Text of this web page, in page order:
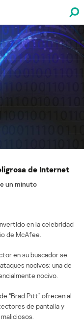
de Internet
un minuto
en la celebridad
de McAfee.
en su buscador se
nocivos: una de
nocivo.
“Brad Pitt” ofrecen al
de pantalla y